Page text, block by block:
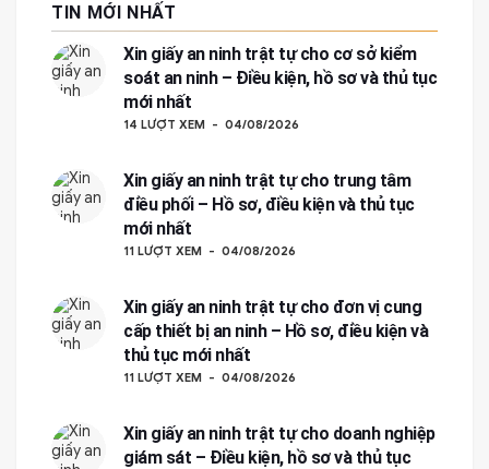
TIN MỚI NHẤT
Xin giấy an ninh trật tự cho cơ sở kiểm
soát an ninh – Điều kiện, hồ sơ và thủ tục
mới nhất
14 LƯỢT XEM 04/08/2026
Xin giấy an ninh trật tự cho trung tâm
điều phối – Hồ sơ, điều kiện và thủ tục
mới nhất
11 LƯỢT XEM 04/08/2026
Xin giấy an ninh trật tự cho đơn vị cung
cấp thiết bị an ninh – Hồ sơ, điều kiện và
thủ tục mới nhất
11 LƯỢT XEM 04/08/2026
Xin giấy an ninh trật tự cho doanh nghiệp
giám sát – Điều kiện, hồ sơ và thủ tục